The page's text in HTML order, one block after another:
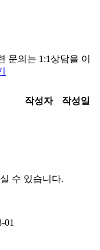
문의는 1:1상담을 이
작성자 작성일
수 있습니다.
01